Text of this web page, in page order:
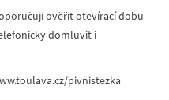
ověřit otevírací dobu
domluvit i
pivnistezka